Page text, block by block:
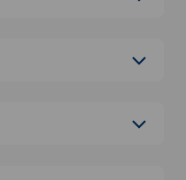
Speicherung
in